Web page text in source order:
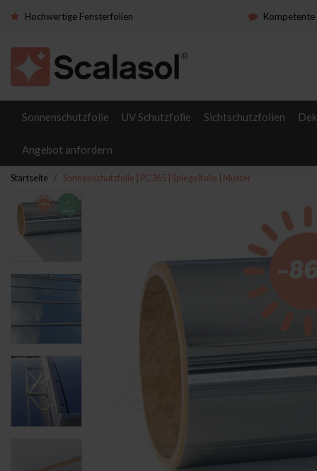
Hochwertige Fensterfolien Kompetente
Sonnenschutzfolie UV Schutzfolie Sichtschutzfolien
Angebot anfordern
Startseite Sonnenschutzfolie | PC365 | Spiegelfolie | Muster